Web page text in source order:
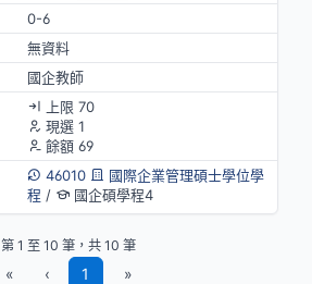
0-6
無資料
國企教師
上限 70
現選 1
餘額 69
46010
國際企業管理碩士學位學
程 / 國企碩學程4
第 1 至 10 筆，共 10 筆
« ‹ 1 »